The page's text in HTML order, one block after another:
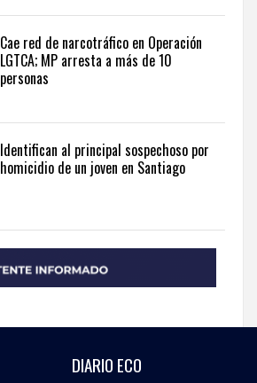
Cae red de narcotráfico en Operación
LGTCA; MP arresta a más de 10
personas
Identifican al principal sospechoso por
homicidio de un joven en Santiago
DIARIO ECO